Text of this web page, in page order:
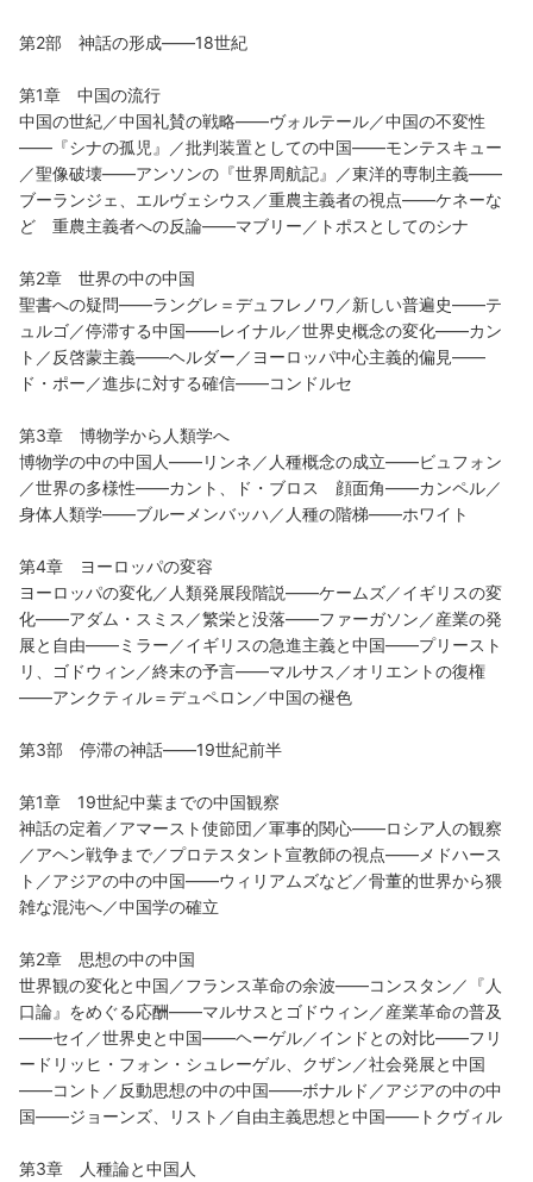
第2部 神話の形成――18世紀
第1章 中国の流行
中国の世紀／中国礼賛の戦略――ヴォルテール／中国の不変性
――『シナの孤児』／批判装置としての中国――モンテスキュー
／聖像破壊――アンソンの『世界周航記』／東洋的専制主義――
ブーランジェ、エルヴェシウス／重農主義者の視点――ケネーな
ど 重農主義者への反論――マブリー／トポスとしてのシナ
第2章 世界の中の中国
聖書への疑問――ラングレ＝デュフレノワ／新しい普遍史――テ
ュルゴ／停滞する中国――レイナル／世界史概念の変化――カン
ト／反啓蒙主義――ヘルダー／ヨーロッパ中心主義的偏見――
ド・ポー／進歩に対する確信――コンドルセ
第3章 博物学から人類学へ
博物学の中の中国人――リンネ／人種概念の成立――ビュフォン
／世界の多様性――カント、ド・ブロス 顔面角――カンペル／
身体人類学――ブルーメンバッハ／人種の階梯――ホワイト
第4章 ヨーロッパの変容
ヨーロッパの変化／人類発展段階説――ケームズ／イギリスの変
化――アダム・スミス／繁栄と没落――ファーガソン／産業の発
展と自由――ミラー／イギリスの急進主義と中国――プリースト
リ、ゴドウィン／終末の予言――マルサス／オリエントの復権
――アンクティル＝デュペロン／中国の褪色
第3部 停滞の神話――19世紀前半
第1章 19世紀中葉までの中国観察
神話の定着／アマースト使節団／軍事的関心――ロシア人の観察
／アヘン戦争まで／プロテスタント宣教師の視点――メドハース
ト／アジアの中の中国――ウィリアムズなど／骨董的世界から猥
雑な混沌へ／中国学の確立
第2章 思想の中の中国
世界観の変化と中国／フランス革命の余波――コンスタン／『人
口論』をめぐる応酬――マルサスとゴドウィン／産業革命の普及
――セイ／世界史と中国――ヘーゲル／インドとの対比――フリ
ードリッヒ・フォン・シュレーゲル、クザン／社会発展と中国
――コント／反動思想の中の中国――ボナルド／アジアの中の中
国――ジョーンズ、リスト／自由主義思想と中国――トクヴィル
第3章 人種論と中国人